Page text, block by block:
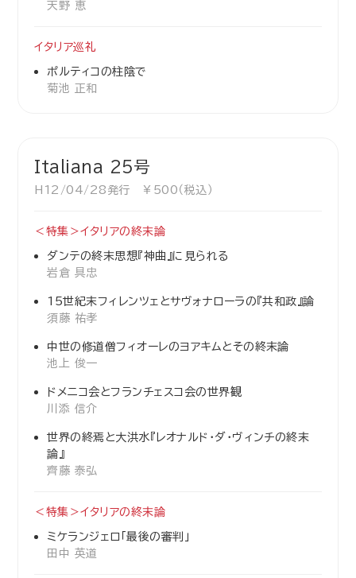
天野 恵
イタリア巡礼
ポルティコの柱陰で
菊池 正和
Italiana 25号
H12/04/28発行 ￥500（税込）
＜特集＞イタリアの終末論
ダンテの終末思想『神曲』に見られる
岩倉 具忠
15世紀末フィレンツェとサヴォナローラの『共和政』論
須藤 祐孝
中世の修道僧フィオーレのヨアキムとその終末論
池上 俊一
ドメニコ会とフランチェスコ会の世界観
川添 信介
世界の終焉と大洪水『レオナルド・ダ・ヴィンチの終末
論』
齊藤 泰弘
＜特集＞イタリアの終末論
ミケランジェロ「最後の審判」
田中 英道